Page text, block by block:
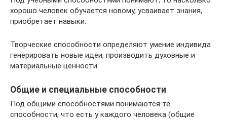
хорошо человек обучается новому, усваивает знания,
приобретает навыки.
Творческие способности определяют умение индивида
генерировать новые идеи, производить духовные и
материальные ценности.
Общие и специальные способности
Под общими способностями понимаются те
способности, что есть у каждого человека (общие